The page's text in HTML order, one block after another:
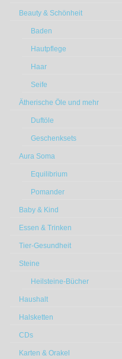
Beauty & Schönheit
Baden
Hautpflege
Haar
Seife
Ätherische Öle und mehr
Duftöle
Geschenksets
Aura Soma
Equilibrium
Pomander
Baby & Kind
Essen & Trinken
Tier-Gesundheit
Steine
Heilsteine-Bücher
Haushalt
Halsketten
CDs
Karten & Orakel